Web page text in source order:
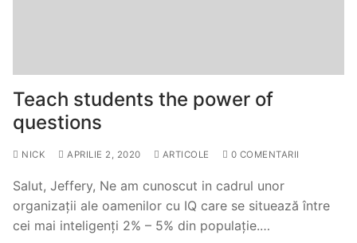
Teach students the power of
questions
NICK APRILIE 2, 2020 ARTICOLE 0 COMENTARII
Salut, Jeffery, Ne am cunoscut in cadrul unor
organizații ale oamenilor cu IQ care se situează între
cei mai inteligenți 2% – 5% din populație.…